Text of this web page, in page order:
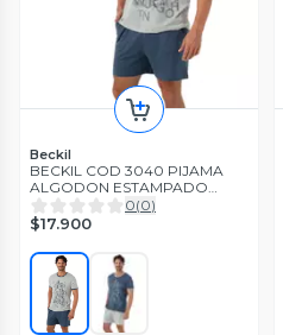
Beckil
BECKIL COD 3040 PIJAMA
ALGODON ESTAMPADO
POLERA LETRAS, MANGA
CORTA
0(0)
$17.900